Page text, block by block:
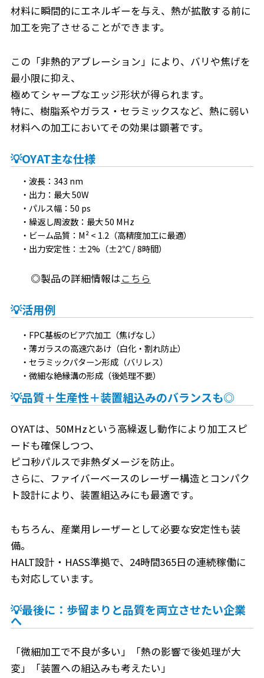
材料に瞬間的にエネルギーを与え、熱が拡散する前に
加工を完了させることができます。
この「非熱的アブレーション」により、バリや焦げを
最小限に抑え、
極めてシャープなエッジ形状が得られます。
特に、樹脂系やガラス・セラミックスなど、熱に弱い
材料への加工においてその効果は顕著です。
💡OYAT主な仕様
波長：343 nm
出力：最大 50W
パルス幅：50 ps
繰返し周波数：最大 50 MHz
ビーム品質：M² < 1.2（高精度加工に最適）
出力安定性：±2%（±2℃ / 8時間）
◎製品の詳細情報はこちら
💡活用例
FPC基板のビア穴加工（焦げなし）
薄ガラスの高速穴あけ（白化・割れ防止）
セラミックパターン形成（バリレス）
微細な絶縁溝の形成（後処理不要）
💡品質＋生産性＋装置組込みのバランスも◎
OYATは、50MHzという高繰返し動作により加工スピ
ードも確保しつつ、
ピコ秒パルスで非熱ダメージを防止。
さらに、ファイバーベースのレーザー構造とコンパク
ト設計により、装置組込みにも最適です。
もちろん、産業用レーザーとして必要な安定性も装
備。
HALT設計・HASS準拠で、24時間365日の連続稼働に
も対応しています。
💡最後に：歩留まりと品質を両立させたい企業
へ
「微細加工で不良が多い」「熱の影響で後処理が大
変」「装置への組込みも考えたい」